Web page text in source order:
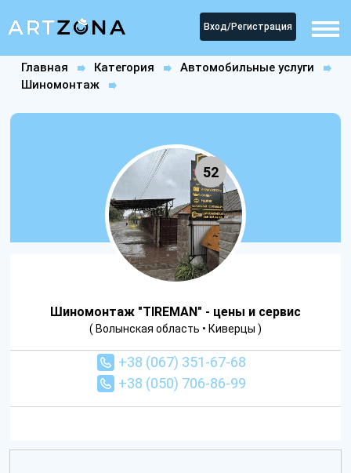
Вход/Регистрация
Главная Категория
Автомобильные услуги
Шиномонтаж
52
Шиномонтаж "TIREMAN" - цены и сервис
( Волынская область • Киверцы )
+38 (067) 351-67-68
+38 (050) 706-86-99